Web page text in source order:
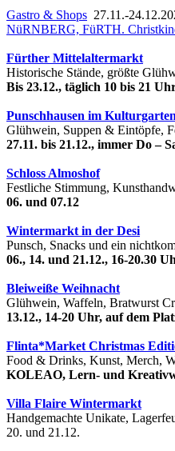
Gastro & Shops 27.11.-
NüRNBERG, FüRTH.
Fürther Mittelaltermarkt
Historische Stände, größte
Bis 23.12., täglich 10 bis 21
Punschhausen im Kulturgarten
Glühwein, Suppen & Eintöpfe,
27.11. bis 21.12., immer Do –
Schloss Almoshof
Festliche Stimmung,
06. und 07.12
Wintermarkt in der Desi
Punsch, Snacks und ein
06., 14. und 21.12., 16-20.30
Bleiweiße Weihnacht
Glühwein, Waffeln, Bratwurst
13.12., 14-20 Uhr, auf dem
Flinta*Market Christmas
Food & Drinks, Kunst, Merch,
KOLEAO, Lern- und
Villa Flaire Wintermarkt
Handgemachte Unikate,
20. und 21.12.